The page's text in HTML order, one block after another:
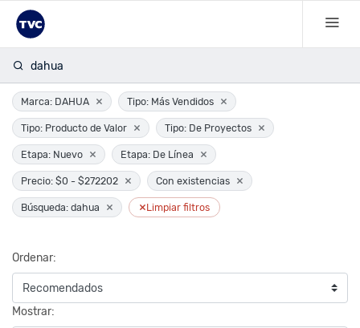
dahua
Marca: DAHUA × Tipo: Más Vendidos ×
Tipo: Producto de Valor × Tipo: De Proyectos ×
Etapa: Nuevo × Etapa: De Línea ×
Precio: $0 - $272202 × Con existencias ×
Búsqueda: dahua × ×Limpiar filtros
Ordenar:
Mostrar: